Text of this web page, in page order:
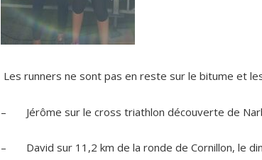
Les runners ne sont pas en reste sur le bitume et
– Jérôme sur le cross triathlon découverte de
– David sur 11,2 km de la ronde de Cornillon, le